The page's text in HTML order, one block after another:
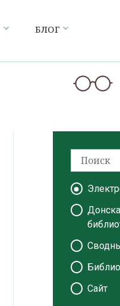
БЛОГ
Сайт